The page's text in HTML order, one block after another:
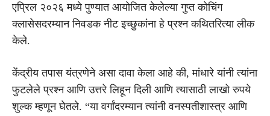
एप्रिल २०२६ मध्ये पुण्यात आयोजित केलेल्या गुप्त कोचिंग
क्लासेसदरम्यान निवडक नीट इच्छुकांना हे प्रश्न कथितरित्या लीक
केले.
केंद्रीय तपास यंत्रणेने असा दावा केला आहे की, मांधारे यांनी त्यांना
फुटलेले प्रश्न आणि उत्तरे लिहून दिली आणि त्यासाठी लाखो रुपये
शुल्क म्हणून घेतले. “या वर्गांदरम्यान त्यांनी वनस्पतीशास्त्र आणि